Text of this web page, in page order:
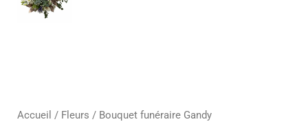
Accueil / Fleurs / Bouquet funéraire Gandy